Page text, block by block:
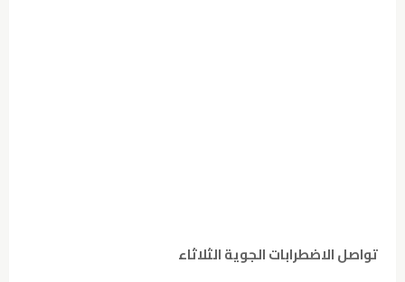
تواصل الاضطرابات الجوية الثلاثاء